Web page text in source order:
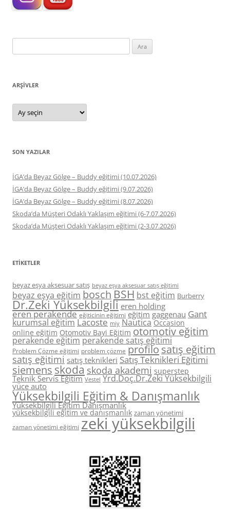
ARŞIVLER
Arşivler
SON YAZILAR
İGA’da Beyaz Gölge – Buddy eğitimi (10.07.2026)
İGA’da Beyaz Gölge – Buddy eğitimi (9.07.2026)
İGA’da Beyaz Gölge – Buddy eğitimi (8.07.2026)
Skoda’da Müşteri Odaklı Yaklaşım eğitimi (6-7.07.2026)
Skoda’da Müşteri Odaklı Yaklaşım eğitimi (2-3.07.2026)
ETIKETLER
beyaz eşya aksesuar satış beyaz eşya aksesuar satış eğitimi
beyaz eşya eğitim boschBSH bst eğitim Burberry
Dr.Zeki Yüksekbilgili eren holding
eren perakende eğiticinin eğitimi eğitim gaggenau Gant
kurumsal eğitim Lacoste miy Nautica Occasion
online eğitim Otomotiv Bayi Eğitim otomotiv eğitim
perakende eğitim perakende satış eğitimi
Problem Çözme eğitimi problem çözme profilosatış eğitim
satış eğitimi satış teknikleri Satış Teknikleri Eğitimi
siemens skoda skoda akademi superstep
Teknik Servis Eğitim Vestel Yrd.Doç.Dr.Zeki Yüksekbilgili
yüce auto
Yüksekbilgili Eğitim & Danışmanlık
Yüksekbilgili Eğitim Danışmanlık
yüksekbilgili eğitim ve danışmanlık zaman yönetimi
zaman yönetimi eğitimi zeki yüksekbilgili